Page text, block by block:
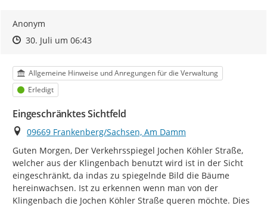
Anonym
Zeitpunkt des Erstellens
Zeitpunkt des Erstellens
30. Juli um 06:43Zur Äußerung
Kategorie
Allgemeine Hinweise und Anregungen für die Verwaltung
Status
Erledigt
Eingeschränktes Sichtfeld
Ort
09669 Frankenberg/Sachsen, Am Damm
Guten Morgen, Der Verkehrsspiegel Jochen Köhler Straße,
welcher aus der Klingenbach benutzt wird ist in der Sicht
eingeschränkt, da indas zu spiegelnde Bild die Bäume
hereinwachsen. Ist zu erkennen wenn man von der
Klingenbach die Jochen Köhler Straße queren möchte. Dies